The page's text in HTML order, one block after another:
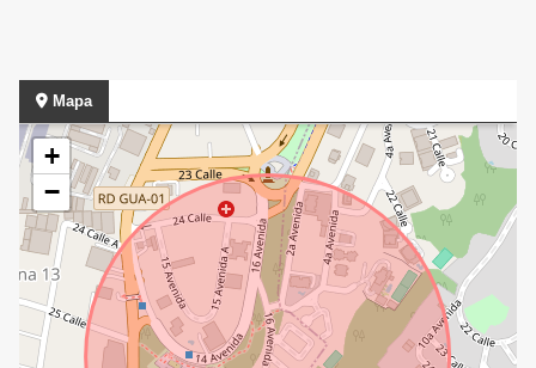
Mapa
+
−